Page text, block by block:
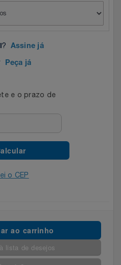
? Assine já
Peça já
e o prazo de
o CEP
ao carrinho
lista de desejos